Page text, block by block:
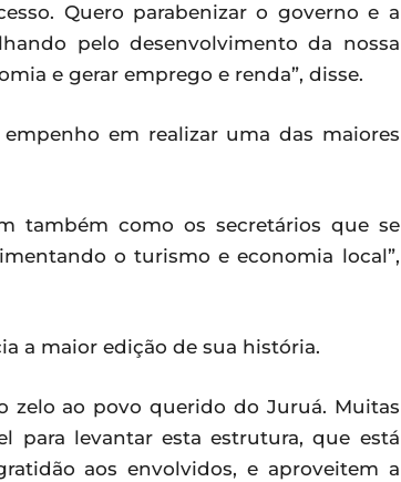
Quero parabenizar o governo e a
pelo desenvolvimento da nossa
e gerar emprego e renda”, disse.
em realizar uma das maiores
também como os secretários que se
o turismo e economia local”,
a maior edição de sua história.
zelo ao povo querido do Juruá. Muitas
para levantar esta estrutura, que está
aos envolvidos, e aproveitem a